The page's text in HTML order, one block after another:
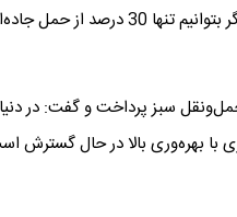
چندین برابر حمل ریلی انرژی مصرف
سبز پرداخت و گفت: در دنیا
با بهره‌وری بالا در حال